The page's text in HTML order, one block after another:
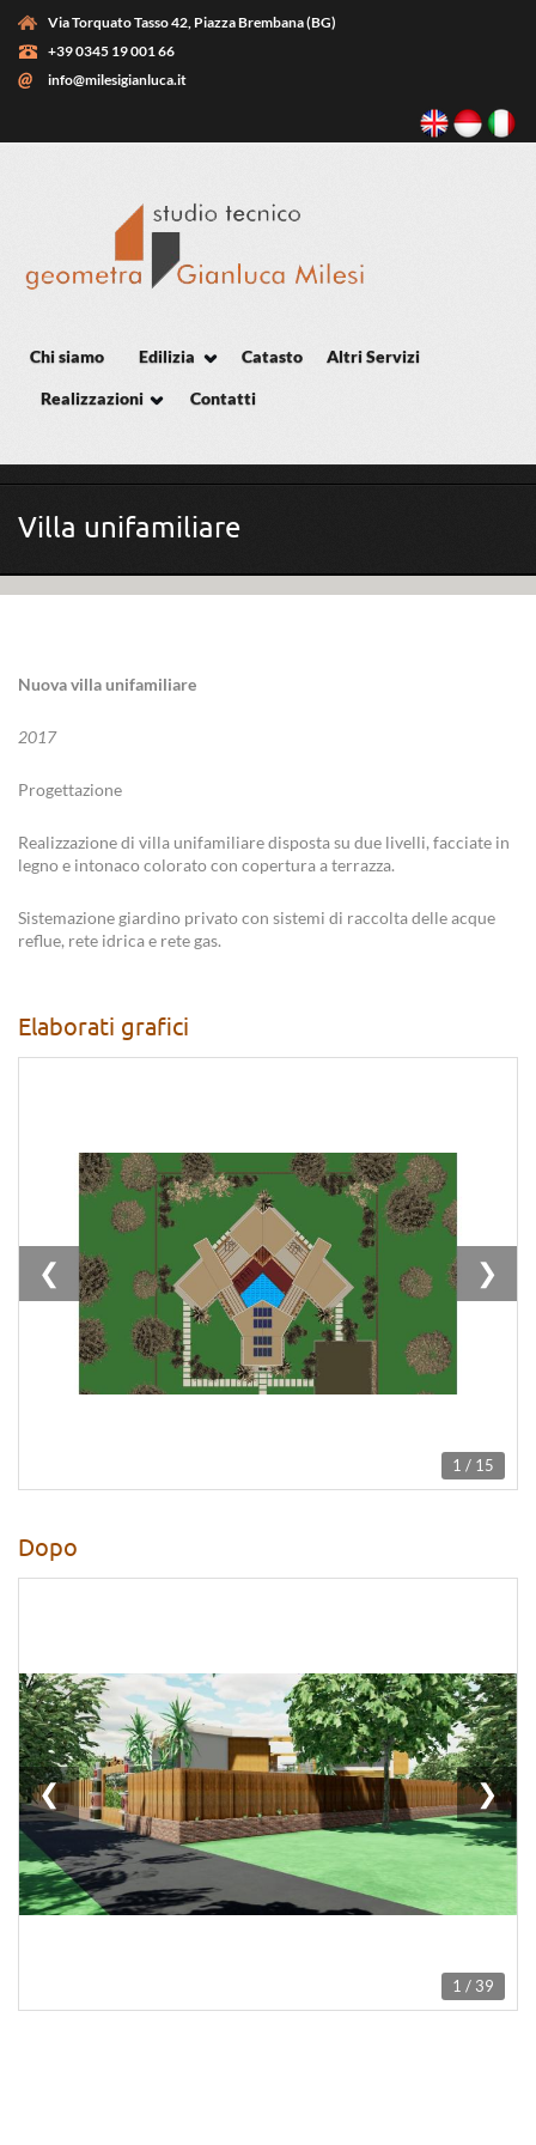
Salta al contenuto principale
Via Torquato Tasso 42, Piazza Brembana (BG)
+39 0345 19 001 66
info@milesigianluca.it
Chi siamo Edilizia Catasto Altri Servizi
Realizzazioni Contatti
Villa unifamiliare
Nuova villa unifamiliare
2017
Progettazione
Realizzazione di villa unifamiliare disposta su due livelli, facciate in
legno e intonaco colorato con copertura a terrazza.
Sistemazione giardino privato con sistemi di raccolta delle acque
reflue, rete idrica e rete gas.
Elaborati grafici
❮ ❯
1 / 15
Dopo
❮ ❯
1 / 39